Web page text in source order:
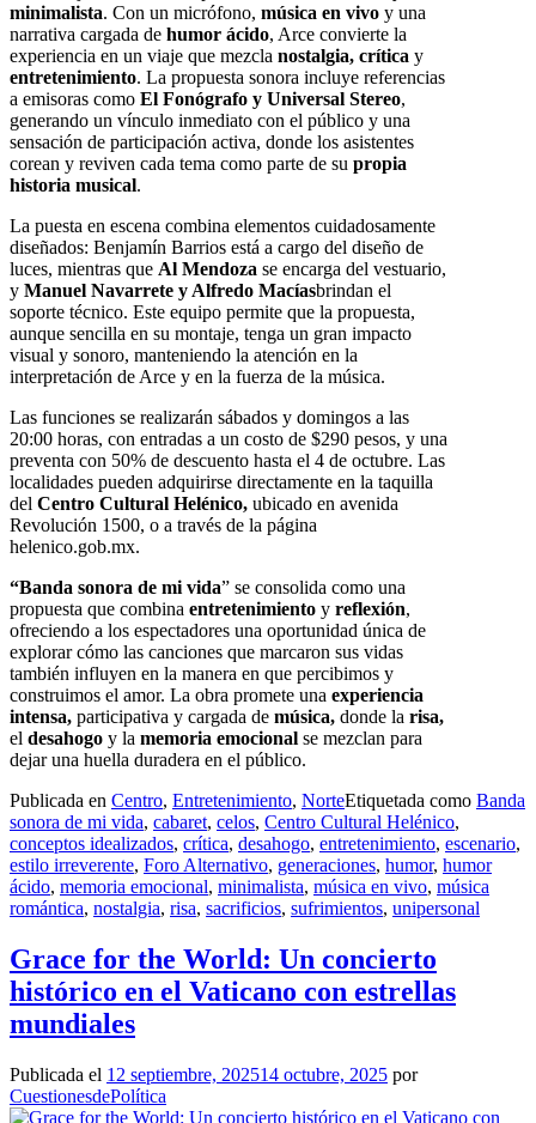
minimalista. Con un micrófono, música en vivo y una
narrativa cargada de humor ácido, Arce convierte la
experiencia en un viaje que mezcla nostalgia, crítica y
entretenimiento. La propuesta sonora incluye referencias
a emisoras como El Fonógrafo y Universal Stereo,
generando un vínculo inmediato con el público y una
sensación de participación activa, donde los asistentes
corean y reviven cada tema como parte de su propia
historia musical.
La puesta en escena combina elementos cuidadosamente
diseñados: Benjamín Barrios está a cargo del diseño de
luces, mientras que Al Mendoza se encarga del vestuario,
y Manuel Navarrete y Alfredo Macíasbrindan el
soporte técnico. Este equipo permite que la propuesta,
aunque sencilla en su montaje, tenga un gran impacto
visual y sonoro, manteniendo la atención en la
interpretación de Arce y en la fuerza de la música.
Las funciones se realizarán sábados y domingos a las
20:00 horas, con entradas a un costo de $290 pesos, y una
preventa con 50% de descuento hasta el 4 de octubre. Las
localidades pueden adquirirse directamente en la taquilla
del Centro Cultural Helénico, ubicado en avenida
Revolución 1500, o a través de la página
helenico.gob.mx.
“Banda sonora de mi vida” se consolida como una
propuesta que combina entretenimiento y reflexión,
ofreciendo a los espectadores una oportunidad única de
explorar cómo las canciones que marcaron sus vidas
también influyen en la manera en que percibimos y
construimos el amor. La obra promete una experiencia
intensa, participativa y cargada de música, donde la risa,
el desahogo y la memoria emocional se mezclan para
dejar una huella duradera en el público.
Publicada en Centro, Entretenimiento, NorteEtiquetada como Banda
sonora de mi vida, cabaret, celos, Centro Cultural Helénico,
conceptos idealizados, crítica, desahogo, entretenimiento, escenario,
estilo irreverente, Foro Alternativo, generaciones, humor, humor
ácido, memoria emocional, minimalista, música en vivo, música
romántica, nostalgia, risa, sacrificios, sufrimientos, unipersonal
Grace for the World: Un concierto
histórico en el Vaticano con estrellas
mundiales
Publicada el 12 septiembre, 202514 octubre, 2025 por
CuestionesdePolítica